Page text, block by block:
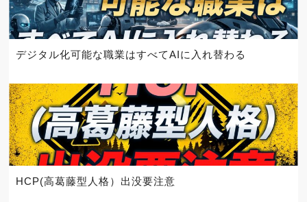
デジタル化可能な職業はすべてAIに入れ替わる
HCP(高葛藤型人格）出没要注意